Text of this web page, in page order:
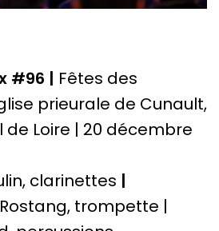
#96 | Fêtes des
prieurale de Cunault,
de Loire | 20 décembre
clarinettes |
trompette |